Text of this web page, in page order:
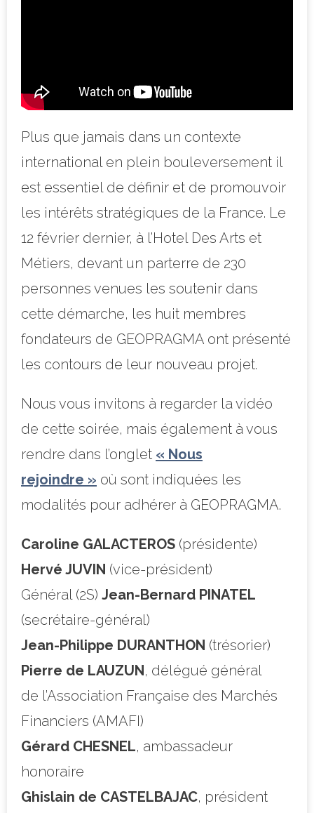
Plus que jamais dans un contexte
international en plein bouleversement il
est essentiel de définir et de promouvoir
les intérêts stratégiques de la France. Le
12 février dernier, à l’Hotel Des Arts et
Métiers, devant un parterre de 230
personnes venues les soutenir dans
cette démarche, les huit membres
fondateurs de GEOPRAGMA ont présenté
les contours de leur nouveau projet.
Nous vous invitons à regarder la vidéo
de cette soirée, mais également à vous
rendre dans l’onglet « Nous
rejoindre » où sont indiquées les
modalités pour adhérer à GEOPRAGMA.
Caroline GALACTEROS (présidente)
Hervé JUVIN (vice-président)
Général (2S) Jean-Bernard PINATEL
(secrétaire-général)
Jean-Philippe DURANTHON (trésorier)
Pierre de LAUZUN, délégué général
de l’Association Française des Marchés
Financiers (AMAFI)
Gérard CHESNEL, ambassadeur
honoraire
Ghislain de CASTELBAJAC, président